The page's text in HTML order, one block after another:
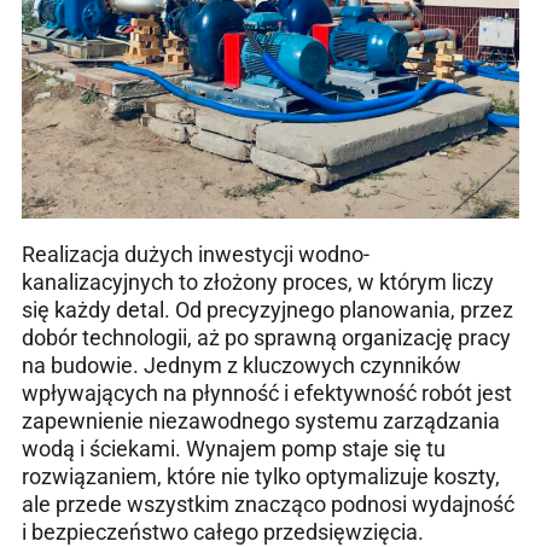
Realizacja dużych inwestycji wodno-
kanalizacyjnych to złożony proces, w którym liczy
się każdy detal. Od precyzyjnego planowania, przez
dobór technologii, aż po sprawną organizację pracy
na budowie. Jednym z kluczowych czynników
wpływających na płynność i efektywność robót jest
zapewnienie niezawodnego systemu zarządzania
wodą i ściekami. Wynajem pomp staje się tu
rozwiązaniem, które nie tylko optymalizuje koszty,
ale przede wszystkim znacząco podnosi wydajność
i bezpieczeństwo całego przedsięwzięcia.